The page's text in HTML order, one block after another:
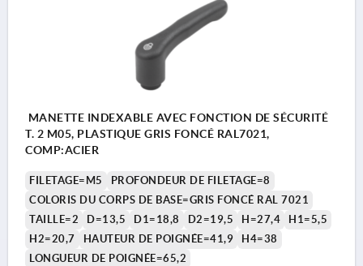
MANETTE INDEXABLE AVEC FONCTION DE SÉCURITÉ
T. 2 M05, PLASTIQUE GRIS FONCÉ RAL7021,
COMP:ACIER
FILETAGE=M5
PROFONDEUR DE FILETAGE=8
COLORIS DU CORPS DE BASE=GRIS FONCÉ RAL 7021
TAILLE=2
D=13,5 D1=18,8 D2=19,5 H=27,4
H1=5,5
H2=20,7
HAUTEUR DE POIGNÉE=41,9
H4=38
LONGUEUR DE POIGNÉE=65,2